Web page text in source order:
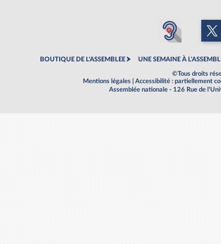
BOUTIQUE DE L'ASSEMBLEE UNE SEMAINE À
©Tous droits
Mentions légales
Accessibilité : partiellement
Assemblée nationale - 126 Rue de